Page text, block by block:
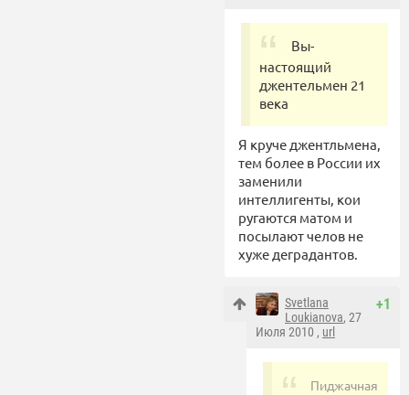
Вы-
настоящий
джентельмен 21
века
Я круче джентльмена,
тем более в России их
заменили
интеллигенты, кои
ругаются матом и
посылают челов не
хуже деградантов.
+1
Svetlana
Loukianova, 27
Июля 2010 , url
Пиджачная